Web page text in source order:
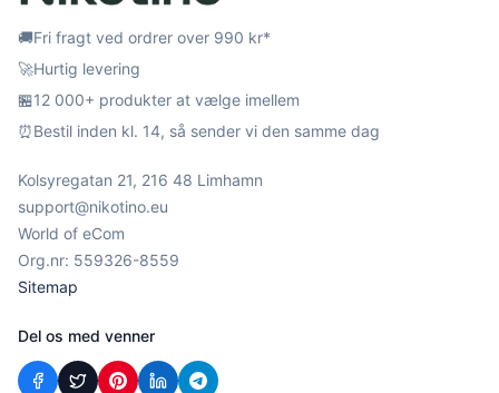
🚚Fri fragt ved ordrer over 990 kr*
🚀Hurtig levering
🏪12 000+ produkter at vælge imellem
⏰Bestil inden kl. 14, så sender vi den samme dag
Kolsyregatan 21, 216 48 Limhamn
support@nikotino.eu
World of eCom
Org.nr: 559326-8559
Sitemap
Del os med venner